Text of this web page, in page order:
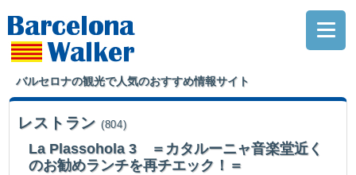
バルセロナの観光で人気のおすすめ情報サイト
レストラン (804)
La Plassohola 3 ＝カタルーニャ音楽堂近く
のお勧めランチを再チエック！＝